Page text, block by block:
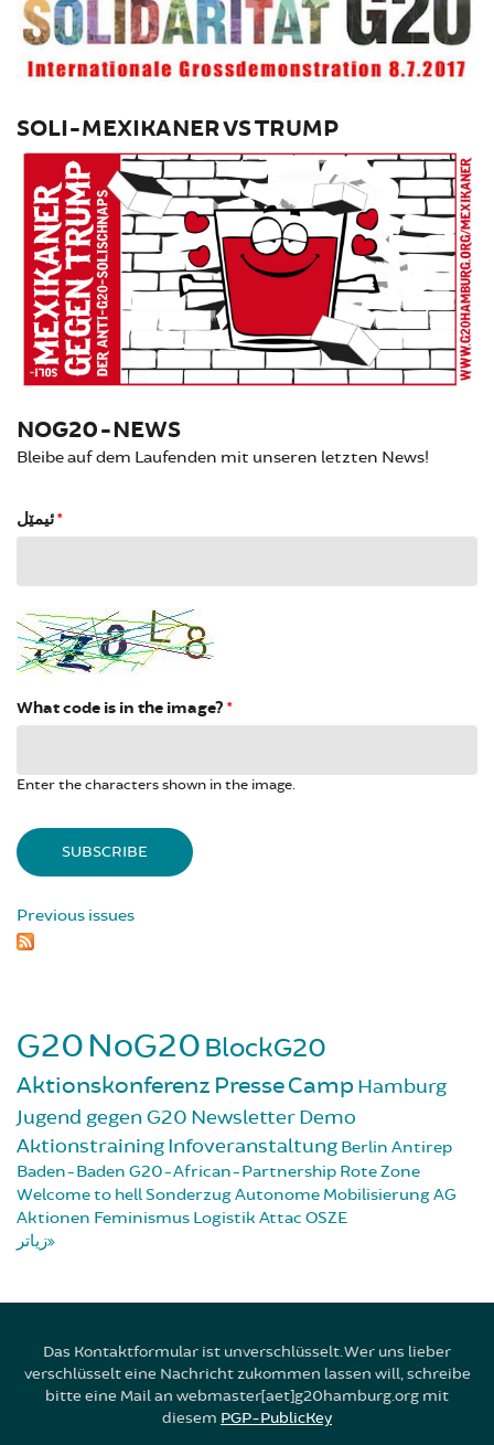
SOLI-MEXIKANER VS TRUMP
NOG20-NEWS
Bleibe auf dem Laufenden mit unseren letzten News!
*
What code is in the image? *
Enter the characters shown in the image.
Previous issues
G20NoG20 BlockG20
Aktionskonferenz PresseCampHamburg
Jugend gegen G20 NewsletterDemo
AktionstrainingInfoveranstaltung Berlin Antirep
Baden-Baden G20-African-Partnership Rote Zone
Welcome to hellSonderzugAutonome MobilisierungAG
Aktionen Feminismus Logistik Attac OSZE
زیاتر
Das Kontaktformular ist unverschlüsselt. Wer uns lieber
verschlüsselt eine Nachricht zukommen lassen will, schreibe
bitte eine Mail an webmaster[aet]g20hamburg.org mit
diesem PGP-PublicKey